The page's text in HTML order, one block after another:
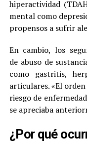
hiperactividad
mental como
propensos a sufrir
En cambio, los
de abuso de
como gastritis,
articulares. «El
riesgo de
se apreciaba
¿Por qué